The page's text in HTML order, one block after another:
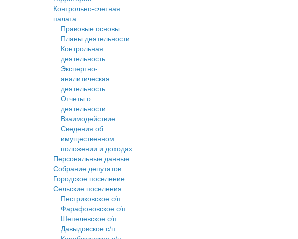
Контрольно-счетная
палата
Правовые основы
Планы деятельности
Контрольная
деятельность
Экспертно-
аналитическая
деятельность
Отчеты о
деятельности
Взаимодействие
Сведения об
имущественном
положении и доходах
Персональные данные
Собрание депутатов
Городское поселение
Сельские поселения
Пестриковское с/п
Фарафоновское с/п
Шепелевское с/п
Давыдовское с/п